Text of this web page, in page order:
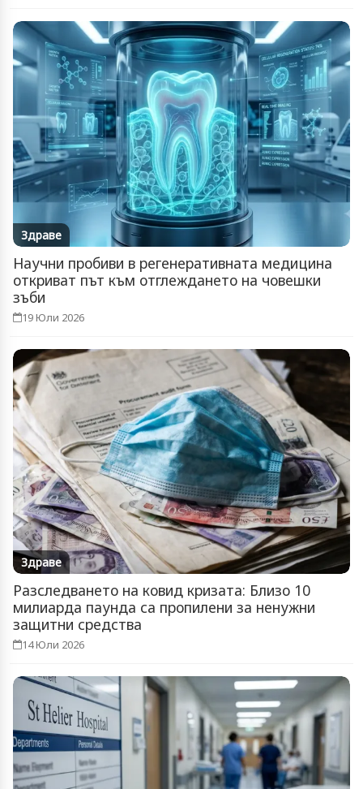
Здраве
Научни пробиви в регенеративната медицина
откриват път към отглеждането на човешки
зъби
19 Юли 2026
Здраве
Разследването на ковид кризата: Близо 10
милиарда паунда са пропилени за ненужни
защитни средства
14 Юли 2026